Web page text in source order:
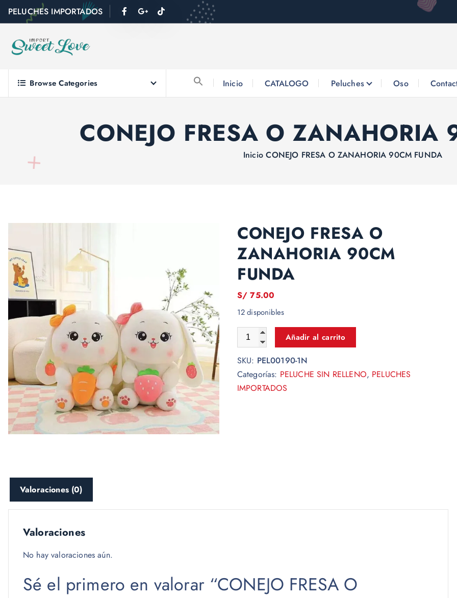
PELUCHES IMPORTADOS
Browse Categories Inicio CATALOGO Peluches Oso
CONEJO FRESA O ZANAHORIA
Inicio CONEJO FRESA O ZANAHORIA 90CM FUNDA
CONEJO FRESA O
ZANAHORIA 90CM
FUNDA
S/ 75.00
12 disponibles
Añadir al carrito
SKU: PEL00190-1N
Categorías: PELUCHE SIN RELLENO, PELUCHES
IMPORTADOS
Valoraciones (0)
Valoraciones
No hay valoraciones aún.
Sé el primero en valorar “CONEJO FRESA O